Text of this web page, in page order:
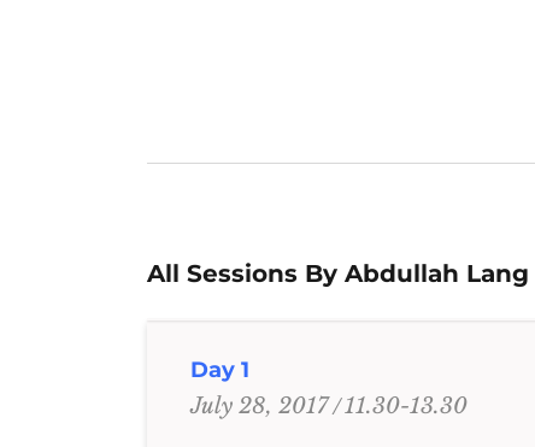
All Sessions By Abdullah Lang
Day 1
July 28, 2017
11.30-13.30